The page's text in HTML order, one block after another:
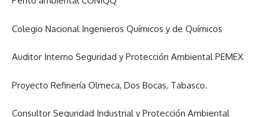
Colegio Nacional Ingenieros Químicos y de Químicos
Auditor Interno Seguridad y Protección Ambiental PEMEX
Proyecto Refinería Olmeca, Dos Bocas, Tabasco.
Consultor Seguridad Industrial y Protección Ambiental